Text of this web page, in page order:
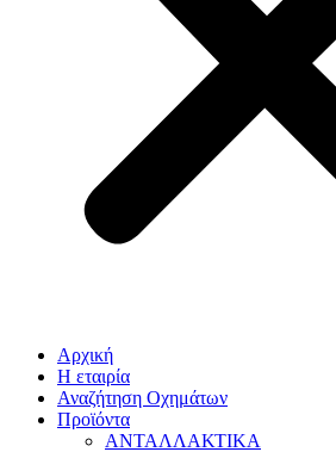
Αρχική
Η εταιρία
Αναζήτηση Οχημάτων
Προϊόντα
ΑΝΤΑΛΛΑΚΤΙΚΑ